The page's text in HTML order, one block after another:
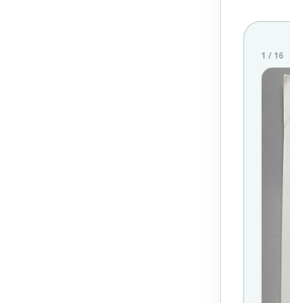
1 / 16